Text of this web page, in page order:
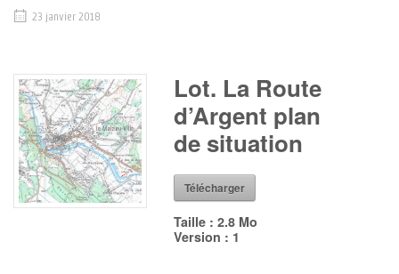
23 janvier 2018
Lot. La Route
d’Argent plan
de situation
Télécharger
Taille :2.8 Mo
Version : 1